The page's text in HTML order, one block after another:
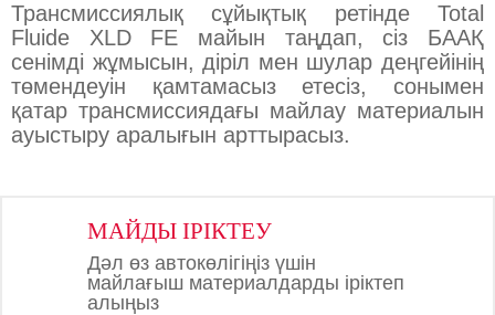
Трансмиссиялық сұйықтық ретінде Total
Fluide XLD FE майын таңдап, сіз БААҚ
сенімді жұмысын, діріл мен шулар деңгейінің
төмендеуін қамтамасыз етесіз, сонымен
қатар трансмиссиядағы майлау материалын
ауыстыру аралығын арттырасыз.
МАЙДЫ ІРІКТЕУ
Дәл өз автокөлігіңіз үшін
майлағыш материалдарды іріктеп
алыңыз